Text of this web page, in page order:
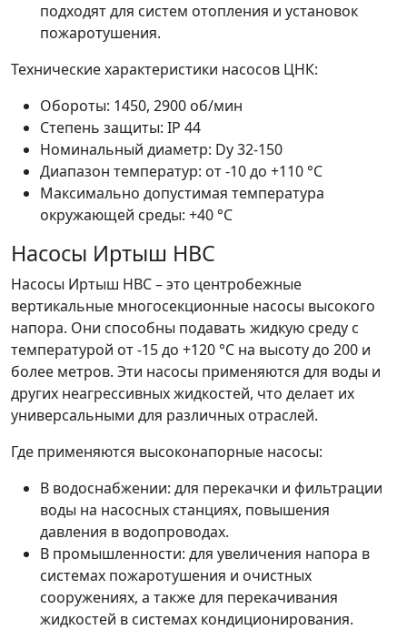
подходят для систем отопления и установок
пожаротушения.
Технические характеристики насосов ЦНК:
Обороты: 1450, 2900 об/мин
Степень защиты: IP 44
Номинальный диаметр: Dy 32-150
Диапазон температур: от -10 до +110 °C
Максимально допустимая температура
окружающей среды: +40 °C
Насосы Иртыш НВС
Насосы Иртыш НВС – это центробежные
вертикальные многосекционные насосы высокого
напора. Они способны подавать жидкую среду с
температурой от -15 до +120 °C на высоту до 200 и
более метров. Эти насосы применяются для воды и
других неагрессивных жидкостей, что делает их
универсальными для различных отраслей.
Где применяются высоконапорные насосы:
В водоснабжении: для перекачки и фильтрации
воды на насосных станциях, повышения
давления в водопроводах.
В промышленности: для увеличения напора в
системах пожаротушения и очистных
сооружениях, а также для перекачивания
жидкостей в системах кондиционирования.